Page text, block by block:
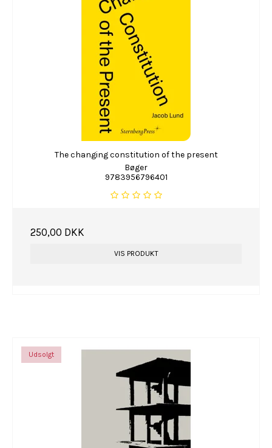
The changing constitution of the present
Bøger
9783956796401
250,00 DKK
VIS PRODUKT
Udsolgt